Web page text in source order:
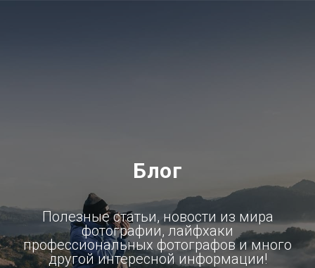
Блог
Полезные статьи, новости из мира
фотографии, лайфхаки
профессиональных фотографов и много
другой интересной информации!